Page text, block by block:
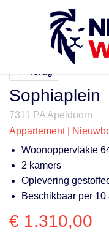
Terug
Sophiaplein
7311 PA Apeldoorn
Appartement |
Woonoppervlakte
2 kamers
Oplevering
Beschikbaar per
€ 1.310,00